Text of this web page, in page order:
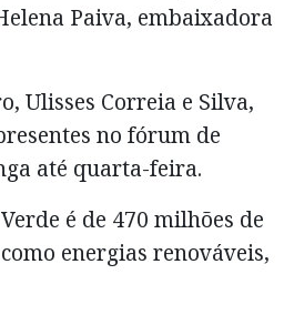
Paiva, embaixadora
Ulisses Correia e Silva,
no fórum de
até quarta-feira.
é de 470 milhões de
energias renováveis,